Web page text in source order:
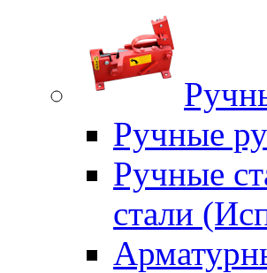
Ручные
Ручные
стали